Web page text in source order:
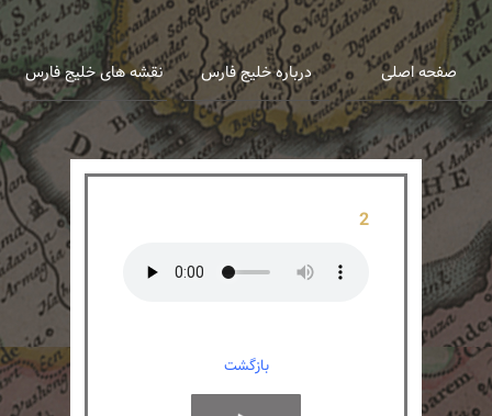
صفحه اصلی درباره خلیج فارس نقشه های خلیج فارس
عربی انگلیسی
2
بازگشت